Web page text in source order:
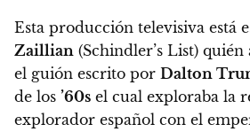
Esta producción televisiva está
Zaillian (Schindler’s List) quién
el guión escrito por Dalton
de los ’60s el cual exploraba la
explorador español con el